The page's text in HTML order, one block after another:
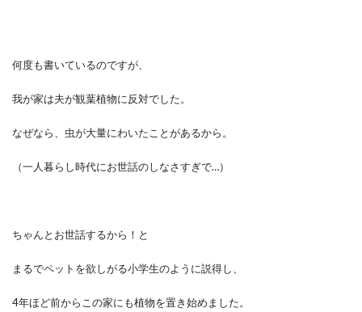
何度も書いているのですが、
我が家は夫が観葉植物に反対でした。
なぜなら、虫が大量にわいたことがあるから。
（一人暮らし時代にお世話のしなさすぎで…）
ちゃんとお世話するから！と
まるでペットを欲しがる小学生のように説得し、
4年ほど前からこの家にも植物を置き始めました。